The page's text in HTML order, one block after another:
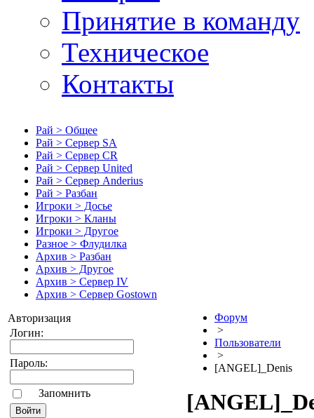
Принятие в команду
Техническое
Контакты
Рай > Общее
Рай > Сервер SA
Рай > Сервер CR
Рай > Сервер United
Рай > Сервер Anderius
Рай > Разбан
Игроки > Досье
Игроки > Кланы
Игроки > Другое
Разное > Флудилка
Архив > Разбан
Архив > Другое
Архив > Сервер IV
Архив > Сервер Gostown
Авторизация
Логин:
Пароль:
Запомнить
Форум
>
Пользователи
>
[ANGEL]_Denis